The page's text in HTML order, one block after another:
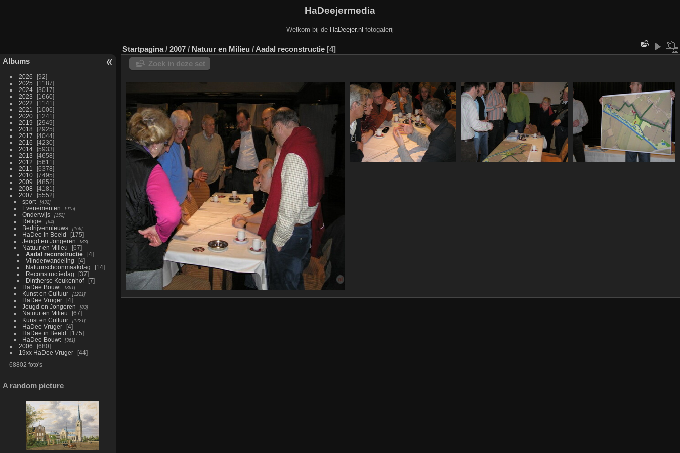
HaDeejermedia
Welkom bij de HaDeejer.nl fotogalerij
Albums
2026
92
2025
1187
2024
3017
2023
1660
2022
1141
2021
1006
2020
1241
2019
2949
2018
2925
2017
4044
2016
4230
2014
5933
2013
4658
2012
5611
2011
6378
2010
7495
2009
4852
2008
4181
2007
5552
sport
432
Evenementen 915
Onderwijs 152
Religie 64
Bedrijvennieuws 166
HaDee in Beeld
175
Jeugd en Jongeren
83
Natuur en Milieu
67
Aadal reconstructie
4
Vlinderwandeling
4
Natuurschoonmaakdag
14
Reconstructiedag
37
Dintherse Keukenhof
7
HaDee Bouwt
361
Kunst en Cultuur 1221
HaDee Vruger
4
Jeugd en Jongeren
83
Natuur en Milieu
67
Kunst en Cultuur
1221
HaDee Vruger
4
HaDee in Beeld
175
HaDee Bouwt
361
2006
680
19xx HaDee Vruger
44
68802 foto's
A random picture
Startpagina/ 2007 / Natuur en Milieu / Aadal reconstructie 4
Zoek in deze set